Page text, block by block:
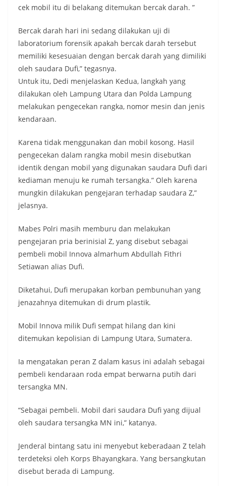
cek mobil itu di belakang ditemukan bercak darah. ”
Bercak darah hari ini sedang dilakukan uji di
laboratorium forensik apakah bercak darah tersebut
memiliki kesesuaian dengan bercak darah yang dimiliki
oleh saudara Dufi,” tegasnya.
Untuk itu, Dedi menjelaskan Kedua, langkah yang
dilakukan oleh Lampung Utara dan Polda Lampung
melakukan pengecekan rangka, nomor mesin dan jenis
kendaraan.
Karena tidak menggunakan dan mobil kosong. Hasil
pengecekan dalam rangka mobil mesin disebutkan
identik dengan mobil yang digunakan saudara Dufi dari
kediaman menuju ke rumah tersangka.” Oleh karena
mungkin dilakukan pengejaran terhadap saudara Z,”
jelasnya.
Mabes Polri masih memburu dan melakukan
pengejaran pria berinisial Z, yang disebut sebagai
pembeli mobil Innova almarhum Abdullah Fithri
Setiawan alias Dufi.
Diketahui, Dufi merupakan korban pembunuhan yang
jenazahnya ditemukan di drum plastik.
Mobil Innova milik Dufi sempat hilang dan kini
ditemukan kepolisian di Lampung Utara, Sumatera.
Ia mengatakan peran Z dalam kasus ini adalah sebagai
pembeli kendaraan roda empat berwarna putih dari
tersangka MN.
“Sebagai pembeli. Mobil dari saudara Dufi yang dijual
oleh saudara tersangka MN ini,” katanya.
Jenderal bintang satu ini menyebut keberadaan Z telah
terdeteksi oleh Korps Bhayangkara. Yang bersangkutan
disebut berada di Lampung.